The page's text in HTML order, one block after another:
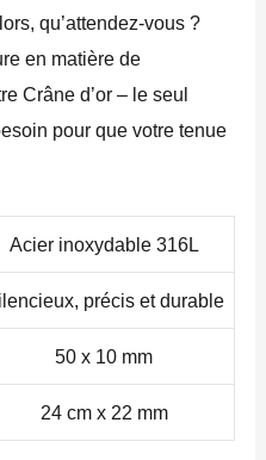
qu’attendez-vous ?
en matière de
Crâne d’or – le seul
pour que votre tenue
Acier inoxydable 316L
précis et durable
50 x 10 mm
24 cm x 22 mm